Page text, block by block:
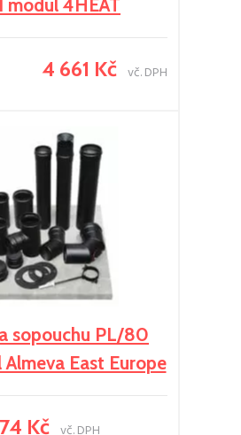
modul 4HEAT
4 661 Kč vč. DPH
sopouchu PL/80
East Europe
Kč vč. DPH